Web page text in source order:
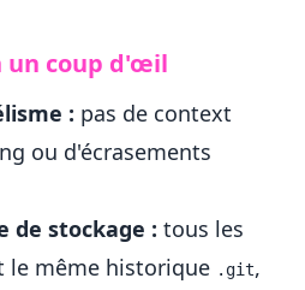
un coup d'œil
: pas de context
ou d'écrasements
de stockage : tous les
le même historique .git,